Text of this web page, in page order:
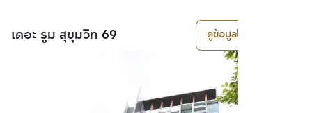
เดอะ รูม สุขุมวิท 69 ดูข้อมูลโครงการ